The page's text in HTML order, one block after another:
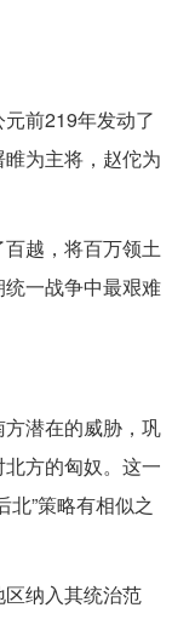
前219年发动了
为主将，赵佗为
越，将百万领土
一战争中最艰难
潜在的威胁，巩
方的匈奴。这一
北”策略有相似之
纳入其统治范